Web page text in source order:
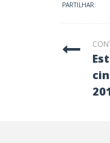
PARTILHAR:
estreia dos filmes // foco -